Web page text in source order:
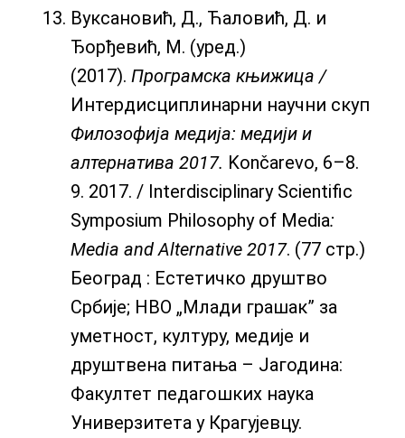
Вуксановић, Д., Ћаловић, Д. и
Ђорђевић, М. (уред.)
(2017). Програмска књижица /
Интердисциплинарни научни скуп
Филозофија медија: медији и
алтернатива 2017. Končarevo, 6–8.
9. 2017. / Interdisciplinary Scientific
Symposium Philosophy of Media:
Media and Alternative 2017. (77 стр.)
Београд : Eстетичко друштво
Србије; НВО „Mлади грашак” за
уметност, културу, медије и
друштвена питања – Јагодина:
Факултет педагошких наука
Универзитета у Крагујевцу.